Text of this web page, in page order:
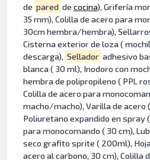
de pared de cocina), Grifería
35 mm), Colilla de acero para
30cm hembra/hembra),
Cisterna exterior de loza (
descarga), Sellador adhesivo
blanca ( 30 ml), Inodoro con
hembra de polipropileno ( PPL
Colilla de acero para
macho/macho), Varilla de acero
Poliuretano expandido en spray
para monocomando ( 30 cm),
seco grafito sprite ( 200ml),
acero al carbono, 30 cm), Colilla